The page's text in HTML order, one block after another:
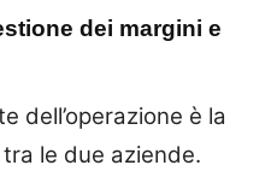
dei margini e
dell’operazione è la
le due aziende.